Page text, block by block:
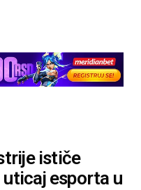
ističe
esporta u